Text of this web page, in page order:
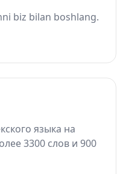
biz bilan boshlang.
языка на
3300 слов и 900